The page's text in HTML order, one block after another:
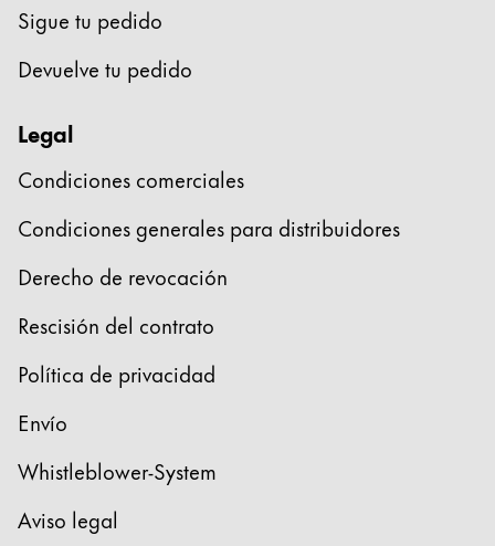
English
Taiwan
中文
Thailand
ไทย
Vietnam
English Khmer
Malaysia
Oriente Medio
Esta región contiene una lista de países con los
Sigue tu pedido
Devuelve tu pedido
Legal
Condiciones comerciales
Condiciones generales para distribuidores
Derecho de revocación
Rescisión del contrato
Política de privacidad
Envío
Whistleblower-System
Aviso legal